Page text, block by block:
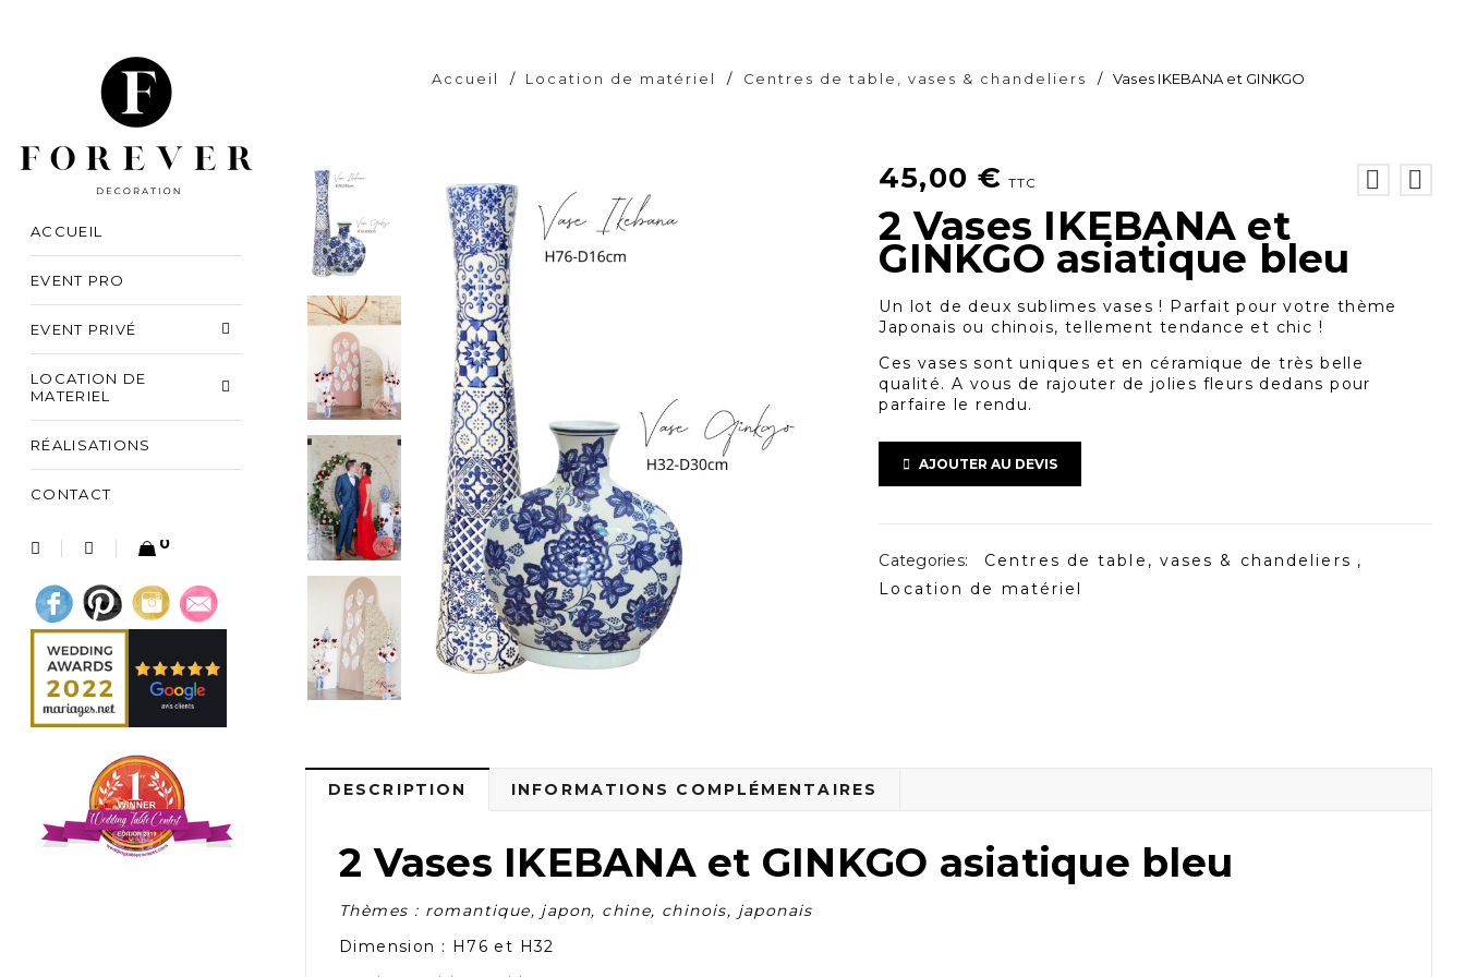
ACCUEIL
EVENT PRO
EVENT PRIVÉ
LOCATION DE
MATERIEL
RÉALISATIONS
CONTACT
0
Accueil / Location de matériel / Centres de table, vases & chandeliers / Vases IKEBANA et GINKGO
45,00 € TTC
2 Vases IKEBANA et
GINKGO asiatique bleu
Un lot de deux sublimes vases ! Parfait pour votre thème
Japonais ou chinois, tellement tendance et chic !
Ces vases sont uniques et en céramique de très belle
qualité. A vous de rajouter de jolies fleurs dedans pour
parfaire le rendu.
AJOUTER AU DEVIS
Categories: Centres de table, vases & chandeliers ,
Location de matériel
DESCRIPTION INFORMATIONS COMPLÉMENTAIRES
2 Vases IKEBANA et GINKGO asiatique bleu
Thèmes : romantique, japon, chine, chinois, japonais
Dimension : H76 et H32